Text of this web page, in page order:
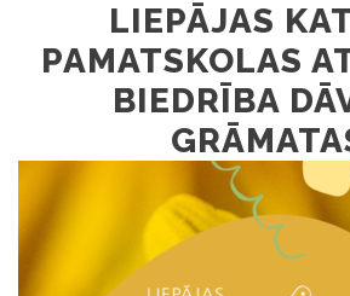
LIEPĀJAS
PAMATSKOLAS
BIEDRĪBA